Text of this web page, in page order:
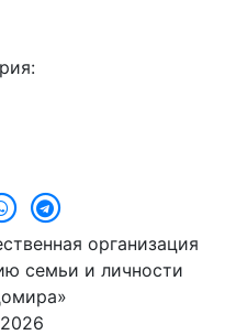
организация
семьи и личности